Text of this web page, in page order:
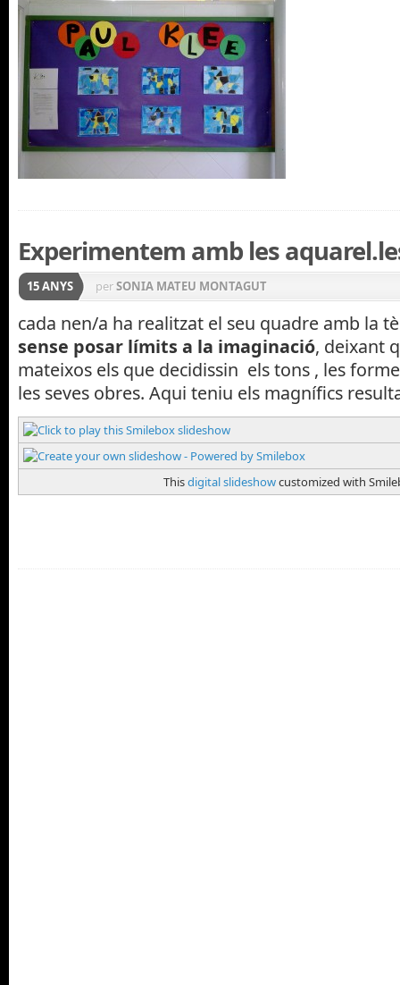
Experimentem amb les
15 ANYS perSONIA MATEU MONTAGUT
cada nen/a ha realitzat el seu quadre amb la
sense posar límits a la imaginació, deixant
mateixos els que decidissin els tons , les
les seves obres. Aqui teniu els magnífics
Thisdigital slideshowcustomized with